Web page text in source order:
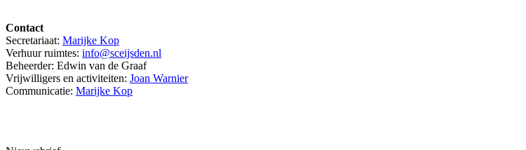
Contact
Secretariaat: Marijke Kop
Verhuur ruimtes: info@sceijsden.nl
Beheerder: Edwin van de Graaf
Vrijwilligers en activiteiten: Joan Warnier
Communicatie: Marijke Kop